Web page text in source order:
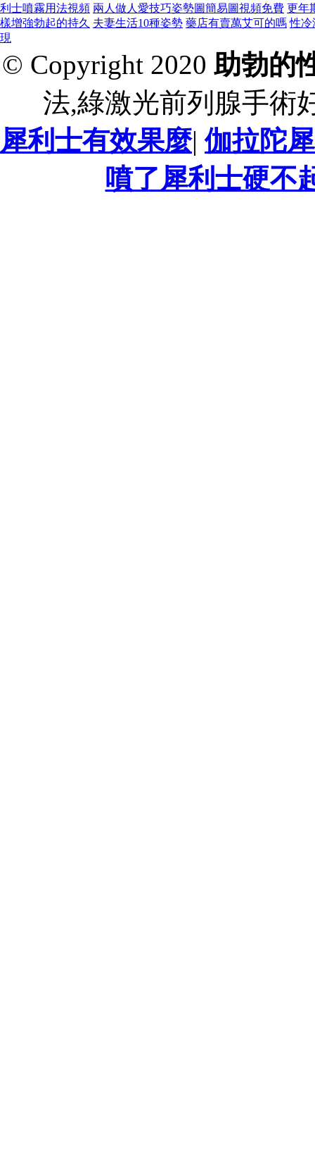
利士噴霧用法視頻 兩人做人愛技巧姿勢圖簡易圖視頻免費 更年
樣增強勃起的持久 夫妻生活10種姿勢 藥店有賣萬艾可的嗎 性冷
現
© Copyright 2020 助勃的
法,綠激光前列腺手術
犀利士有效果麼|伽拉陀
噴了犀利士硬不